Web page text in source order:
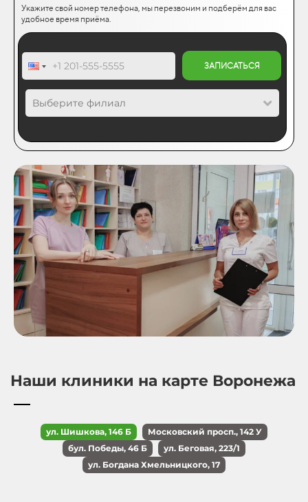
Укажите свой номер телефона, мы перезвоним и подберём для вас
удобное время приёма.
ЗАПИСАТЬСЯ
Выберите филиал
Наши клиники на карте Воронежа
ул. Шишкова, 146 Б
Московский просп., 142 У
бул. Победы, 46 Б
ул. Беговая, 223/1
ул. Богдана Хмельницкого, 17